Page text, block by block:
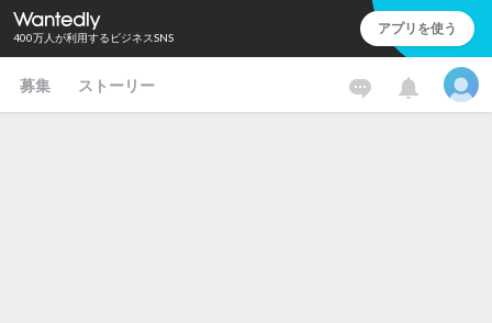
400万人が利用するビジネスSNS アプリを使う
募集 ストーリー